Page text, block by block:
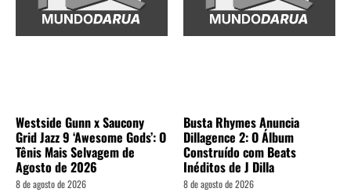
Westside Gunn x Saucony
Grid Jazz 9 ‘Awesome Gods’: O
Tênis Mais Selvagem de
Agosto de 2026
8 de agosto de 2026
Busta Rhymes Anuncia
Dillagence 2: O Álbum
Construído com Beats
Inéditos de J Dilla
8 de agosto de 2026